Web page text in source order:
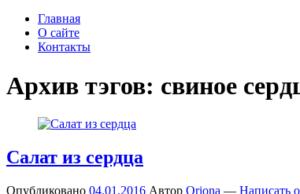
Главная
О сайте
Контакты
Архив тэгов: свиное
Салат из сердца
Опубликовано 04.01.2016 Автор Oriona — Написать